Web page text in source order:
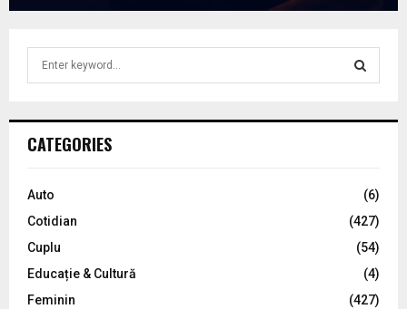
h
o
:
C
CATEGORIES
Auto
(6)
Cotidian
(427)
Cuplu
(54)
Educație & Cultură
(4)
Feminin
(427)